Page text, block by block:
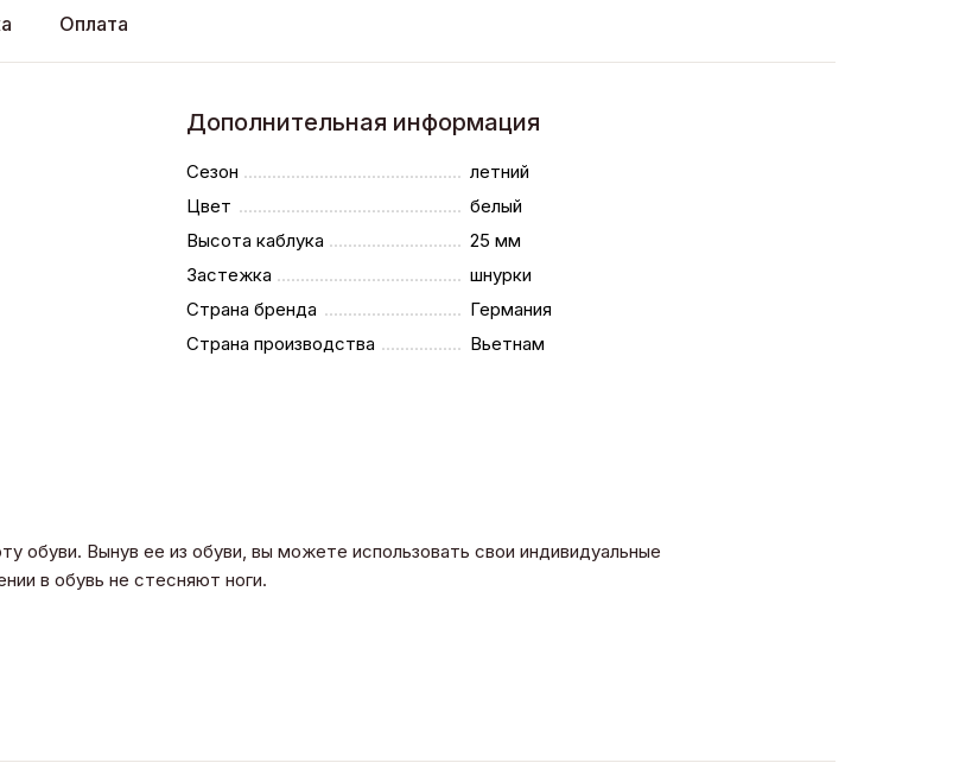
Оплата
Дополнительная информация
Сезон
летний
Цвет
белый
Высота каблука
25 мм
Застежка
шнурки
Страна бренда
Германия
Страна производства
Вьетнам
обуви. Вынув ее из обуви, вы можете использовать свои индивидуальные
в обувь не стесняют ноги.